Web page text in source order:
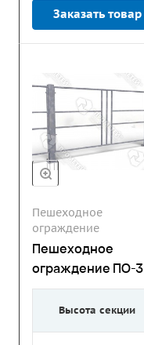
Заказать товар
Пешеходное
ограждение
Пешеходное
ограждение ПО-3
Высота секции